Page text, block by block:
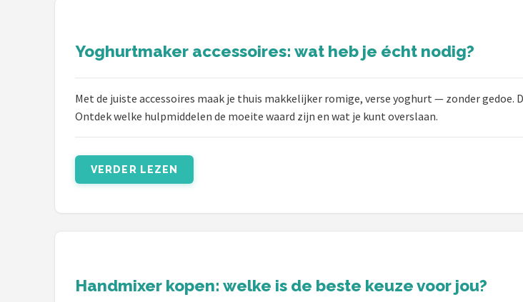
Yoghurtmaker accessoires: wat heb je écht nodig?
Met de juiste accessoires maak je thuis makkelijker romige, verse yoghurt — zonder
Ontdek welke hulpmiddelen de moeite waard zijn en wat je kunt overslaan.
VERDER LEZEN
Handmixer kopen: welke is de beste keuze voor jou?